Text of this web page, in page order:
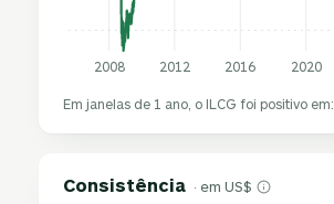
2008 2012 2016 2020
Em janelas de 1 ano, o ILCG foi positivo em:
Consistência · em US$